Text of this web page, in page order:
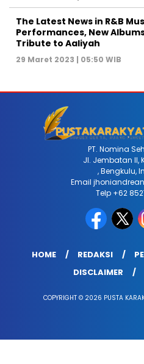
The Latest News in R&B
Performances, New
Tribute to Aaliyah
29 Maret 2023 | 05:50 WIB
PT. Nomina
Jl. Jembatan II,
, Bengkulu,
Email
Telp +62
HOME REDAKSI
DISCLAIMER
COPYRIGHT © 2026 PUSTA